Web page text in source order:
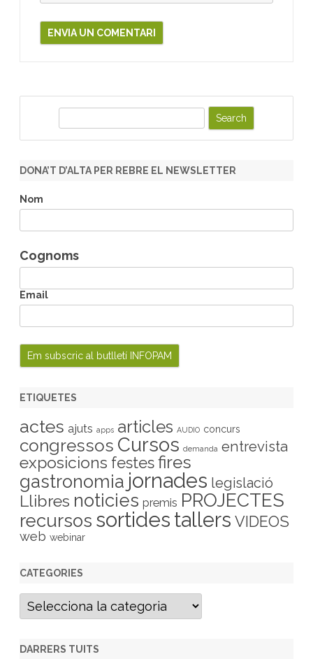
r
h
DONA’T D’ALTA PER REBRE EL NEWSLETTER
Nom
Cognoms
Email
ETIQUETES
actes ajuts apps articles AUDIO concurs
congressos Cursos demanda entrevista
exposicions festesfires
gastronomia jornades legislació
Llibres noticies premis PROJECTES
recursos sortides tallers VIDEOS
web webinar
CATEGORIES
C
t
g
DARRERS TUITS